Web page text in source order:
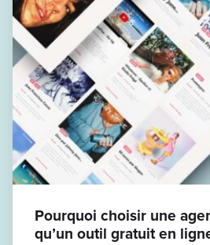
Pourquoi choisir une
qu’un outil gratuit en